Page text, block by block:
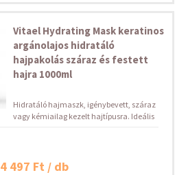
Vitael Hydrating Mask keratinos
argánolajos hidratáló
hajpakolás száraz és festett
hajra 1000ml
Hidratáló hajmaszk, igénybevett, száraz
vagy kémiailag kezelt hajtípusra. Ideális
4 497 Ft / db